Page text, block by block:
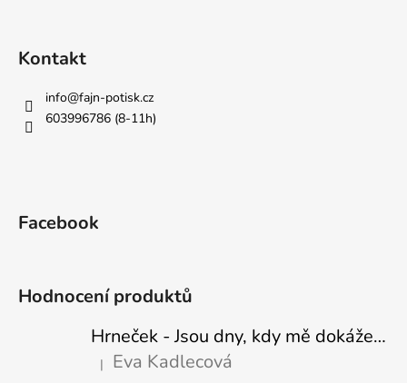
Kontakt
info@fajn-potisk.cz
603996786 (8-11h)
Facebook
Hodnocení produktů
Hrneček - Jsou dny, kdy mě dokáže nasrat i vzduch - Sova
Hodnocení produktu je 5 z 5 hvězdiček.
| Eva Kadlecová